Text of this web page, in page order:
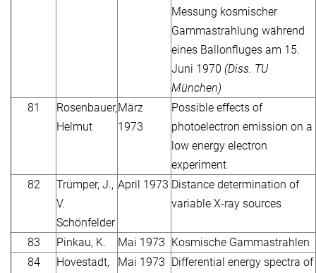
Messung kosmischer
Gammastrahlung während
eines Ballonfluges am 15.
Juni 1970 (Diss. TU
München)
81
Rosenbauer,
Helmut
März
1973
Possible effects of
photoelectron emission on a
low energy electron
experiment
82
Trümper, J.,
V.
Schönfelder
April 1973 Distance determination of
variable X-ray sources
83 Pinkau, K. Mai 1973 Kosmische Gammastrahlen
84
Hovestadt,
Mai 1973 Differential energy spectra of